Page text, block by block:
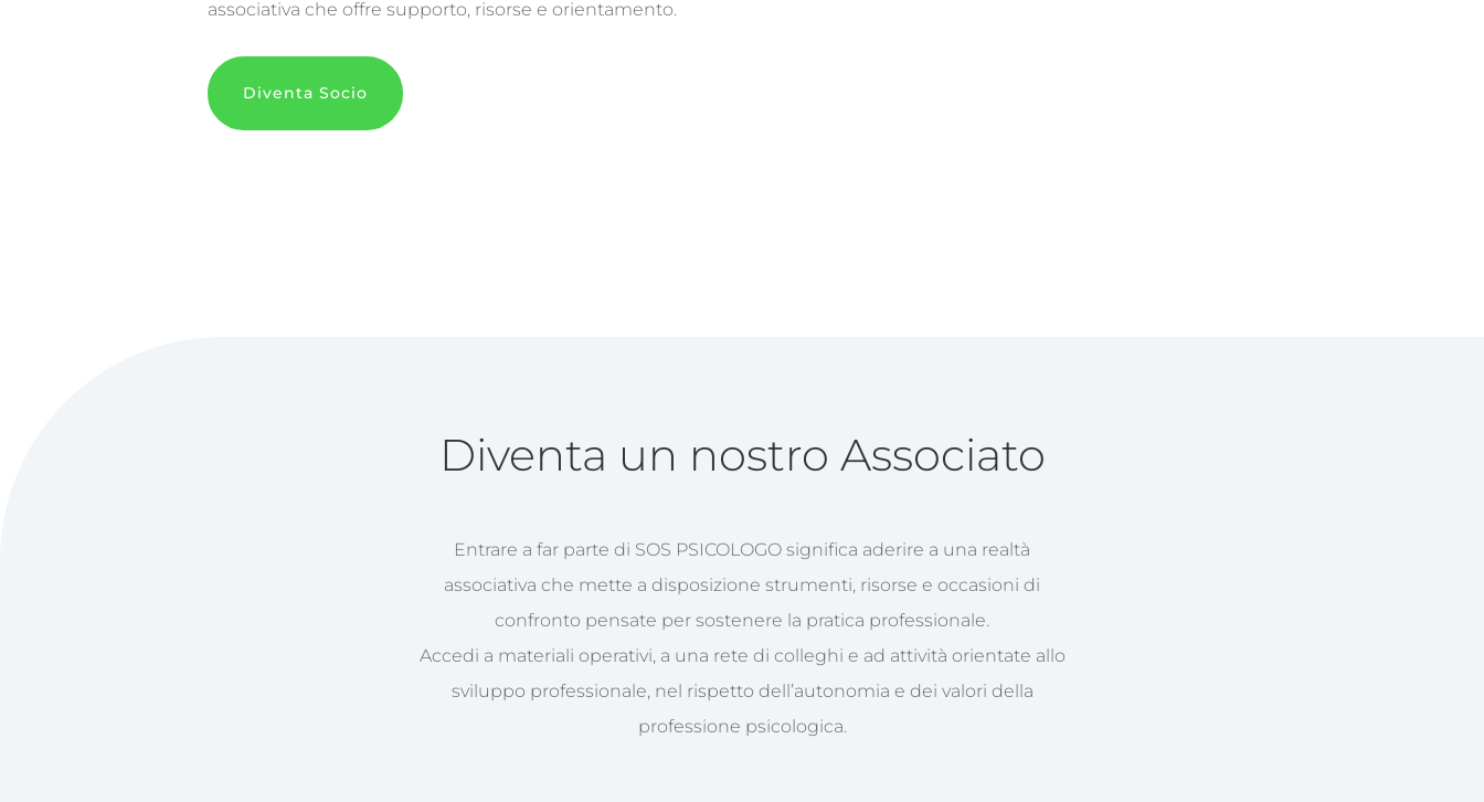
associativa che offre supporto, risorse e orientamento.
Diventa Socio
Diventa un nostro Associato
Entrare a far parte di SOS PSICOLOGO significa aderire a una realtà
associativa che mette a disposizione strumenti, risorse e occasioni di
confronto pensate per sostenere la pratica professionale.
Accedi a materiali operativi, a una rete di colleghi e ad attività orientate allo
sviluppo professionale, nel rispetto dell’autonomia e dei valori della
professione psicologica.